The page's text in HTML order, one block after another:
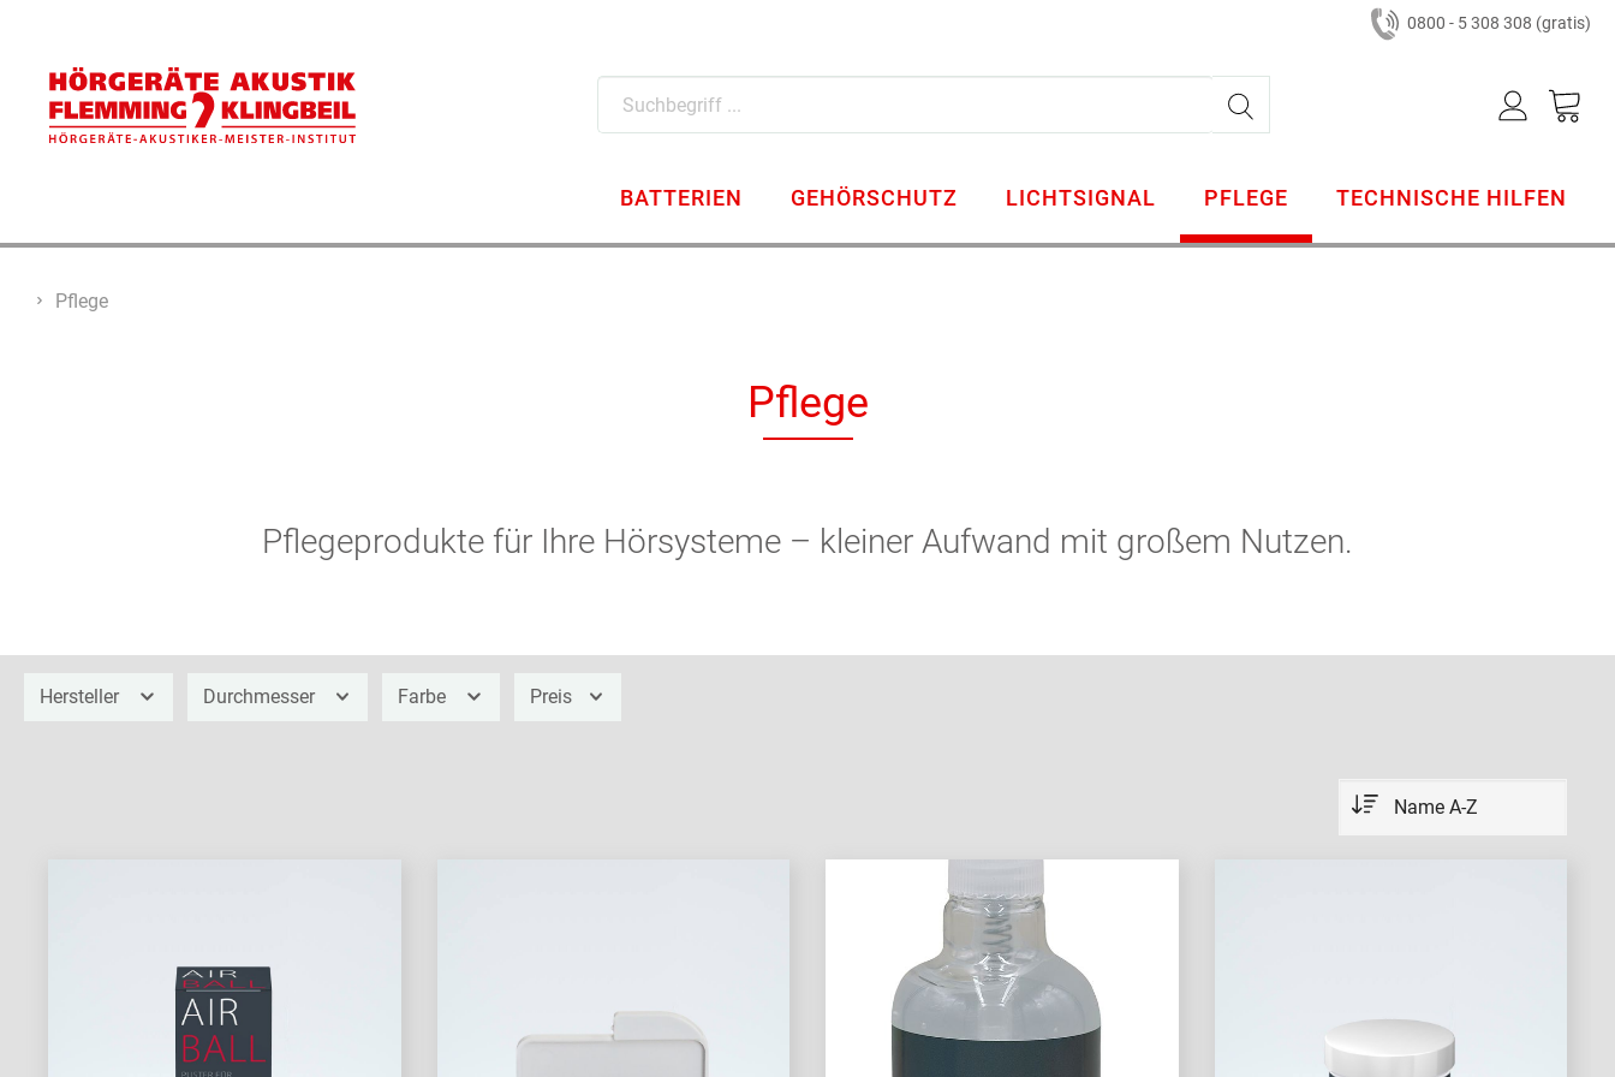
0800 - 5 308 308 (gratis)
BATTERIEN GEHÖRSCHUTZ LICHTSIGNAL PFLEGE TECHNISCHE HILFEN
Pflege
Pflege
Pflegeprodukte für Ihre Hörsysteme – kleiner Aufwand mit großem Nutzen.
Hersteller Durchmesser Farbe Preis